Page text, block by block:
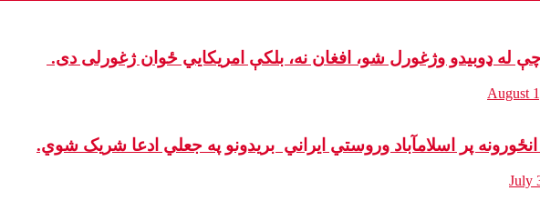
له ډوبیدو وژغورل شو، افغان نه، بلکې امریکایي ځوان ژغورلی دی.
August
پر اسلامآباد وروستي ایراني بريدونو په جعلي ادعا شریک شوي.
July